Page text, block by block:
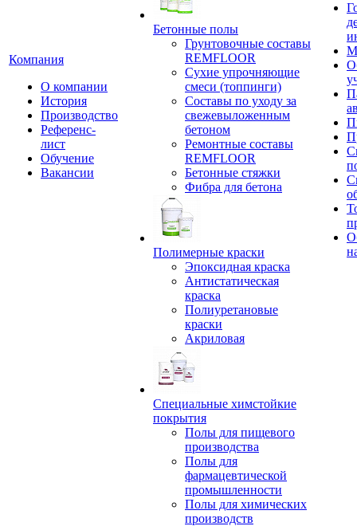
Компания
О компании
История
Производство
Референс-
лист
Обучение
Вакансии
Бетонные полы
Грунтовочные составы
REMFLOOR
Сухие упрочняющие
смеси (топпинги)
Составы по уходу за
свежевыложенным
бетоном
Ремонтные составы
REMFLOOR
Бетонные стяжки
Фибра для бетона
Полимерные краски
Эпоксидная краска
Антистатическая
краска
Полиуретановые
краски
Акриловая
Специальные химстойкие
покрытия
Полы для пищевого
производства
Полы для
фармацевтической
промышленности
Полы для химических
производств